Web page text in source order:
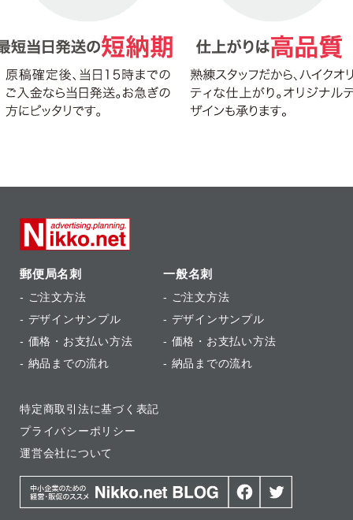
郵便局名刺
- ご注文方法
- デザインサンプル
- 価格・お支払い方法
- 納品までの流れ
一般名刺
- ご注文方法
- デザインサンプル
- 価格・お支払い方法
- 納品までの流れ
特定商取引法に基づく表記
プライバシーポリシー
運営会社について